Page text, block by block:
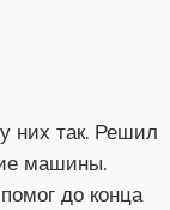
них так. Решил
машины.
до конца